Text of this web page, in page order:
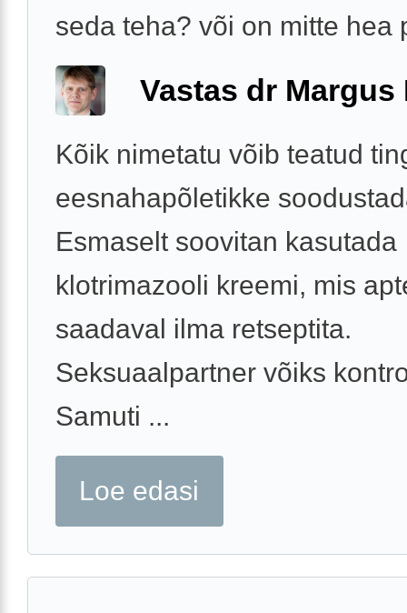
seda teha? või on mitte hea
Vastas dr Margus
Kõik nimetatu võib teatud
eesnahapõletikke
Esmaselt soovitan kasutada
klotrimazooli kreemi, mis
saadaval ilma retseptita.
Seksuaalpartner võiks
Samuti ...
Loe edasi